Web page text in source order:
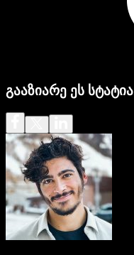
გააზიარე ეს სტატია